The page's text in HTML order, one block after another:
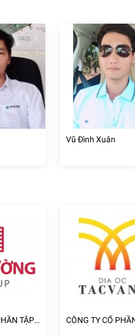
Vũ Đình Xuân
TẬP
CÔNG TY CỔ